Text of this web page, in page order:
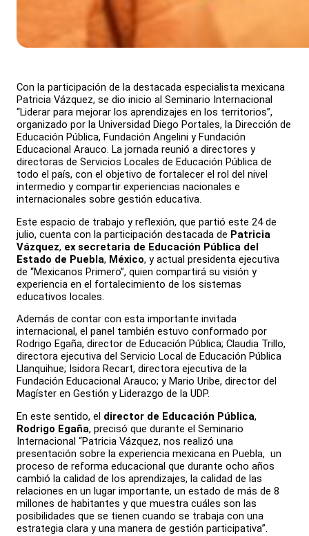
Con la participación de la destacada especialista mexicana
Patricia Vázquez, se dio inicio al Seminario Internacional
“Liderar para mejorar los aprendizajes en los territorios”,
organizado por la Universidad Diego Portales, la Dirección de
Educación Pública, Fundación Angelini y Fundación
Educacional Arauco. La jornada reunió a directores y
directoras de Servicios Locales de Educación Pública de
todo el país, con el objetivo de fortalecer el rol del nivel
intermedio y compartir experiencias nacionales e
internacionales sobre gestión educativa.
Este espacio de trabajo y reflexión, que partió este 24 de
julio, cuenta con la participación destacada de Patricia
Vázquez, ex secretaria de Educación Pública del
Estado de Puebla, México, y actual presidenta ejecutiva
de “Mexicanos Primero”, quien compartirá su visión y
experiencia en el fortalecimiento de los sistemas
educativos locales.
Además de contar con esta importante invitada
internacional, el panel también estuvo conformado por
Rodrigo Egaña, director de Educación Pública; Claudia Trillo,
directora ejecutiva del Servicio Local de Educación Pública
Llanquihue; Isidora Recart, directora ejecutiva de la
Fundación Educacional Arauco; y Mario Uribe, director del
Magíster en Gestión y Liderazgo de la UDP.
En este sentido, el director de Educación Pública,
Rodrigo Egaña, precisó que durante el Seminario
Internacional “Patricia Vázquez, nos realizó una
presentación sobre la experiencia mexicana en Puebla, un
proceso de reforma educacional que durante ocho años
cambió la calidad de los aprendizajes, la calidad de las
relaciones en un lugar importante, un estado de más de 8
millones de habitantes y que muestra cuáles son las
posibilidades que se tienen cuando se trabaja con una
estrategia clara y una manera de gestión participativa”.